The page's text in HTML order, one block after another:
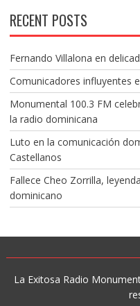
RECENT POSTS
Fernando Villalona en
Comunicadores influyentes
Monumental 100.3 FM
la radio dominicana
Luto en la comunicación
Castellanos
Fallece Cheo Zorrilla,
dominicano
La Exitosa Radio